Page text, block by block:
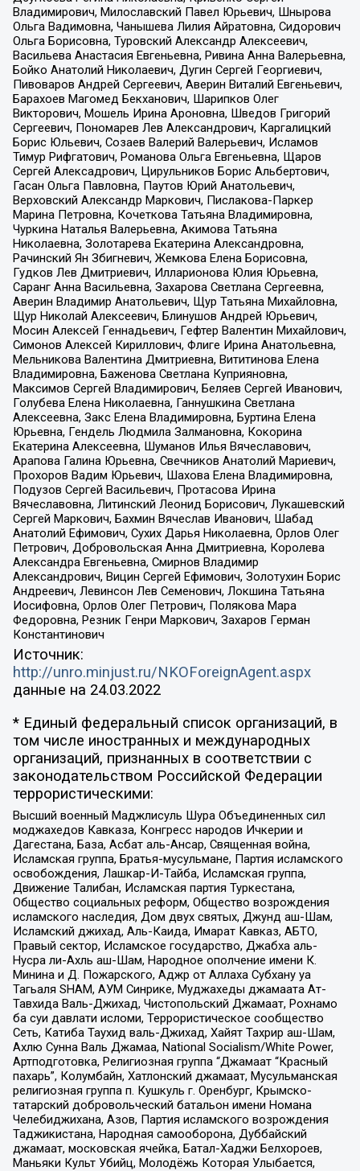
Владимирович, Милославский Павел Юрьевич, Шнырова
Ольга Вадимовна, Чанышева Лилия Айратовна, Сидорович
Ольга Борисовна, Туровский Александр Алексеевич,
Васильева Анастасия Евгеньевна, Ривина Анна Валерьевна,
Бойко Анатолий Николаевич, Дугин Сергей Георгиевич,
Пивоваров Андрей Сергеевич, Аверин Виталий Евгеньевич,
Барахоев Магомед Бекханович, Шарипков Олег
Викторович, Мошель Ирина Ароновна, Шведов Григорий
Сергеевич, Пономарев Лев Александрович, Каргалицкий
Борис Юльевич, Созаев Валерий Валерьевич, Исламов
Тимур Рифгатович, Романова Ольга Евгеньевна, Щаров
Сергей Алексадрович, Цирульников Борис Альбертович,
Гасан Ольга Павловна, Паутов Юрий Анатольевич,
Верховский Александр Маркович, Пислакова-Паркер
Марина Петровна, Кочеткова Татьяна Владимировна,
Чуркина Наталья Валерьевна, Акимова Татьяна
Николаевна, Золотарева Екатерина Александровна,
Рачинский Ян Збигневич, Жемкова Елена Борисовна,
Гудков Лев Дмитриевич, Илларионова Юлия Юрьевна,
Саранг Анна Васильевна, Захарова Светлана Сергеевна,
Аверин Владимир Анатольевич, Щур Татьяна Михайловна,
Щур Николай Алексеевич, Блинушов Андрей Юрьевич,
Мосин Алексей Геннадьевич, Гефтер Валентин Михайлович,
Симонов Алексей Кириллович, Флиге Ирина Анатольевна,
Мельникова Валентина Дмитриевна, Вититинова Елена
Владимировна, Баженова Светлана Куприяновна,
Максимов Сергей Владимирович, Беляев Сергей Иванович,
Голубева Елена Николаевна, Ганнушкина Светлана
Алексеевна, Закс Елена Владимировна, Буртина Елена
Юрьевна, Гендель Людмила Залмановна, Кокорина
Екатерина Алексеевна, Шуманов Илья Вячеславович,
Арапова Галина Юрьевна, Свечников Анатолий Мариевич,
Прохоров Вадим Юрьевич, Шахова Елена Владимировна,
Подузов Сергей Васильевич, Протасова Ирина
Вячеславовна, Литинский Леонид Борисович, Лукашевский
Сергей Маркович, Бахмин Вячеслав Иванович, Шабад
Анатолий Ефимович, Сухих Дарья Николаевна, Орлов Олег
Петрович, Добровольская Анна Дмитриевна, Королева
Александра Евгеньевна, Смирнов Владимир
Александрович, Вицин Сергей Ефимович, Золотухин Борис
Андреевич, Левинсон Лев Семенович, Локшина Татьяна
Иосифовна, Орлов Олег Петрович, Полякова Мара
Федоровна, Резник Генри Маркович, Захаров Герман
Константинович
Источник:
http://unro.minjust.ru/NKOForeignAgent.aspx
данные на 24.03.2022
* Единый федеральный список организаций, в
том числе иностранных и международных
организаций, признанных в соответствии с
законодательством Российской Федерации
террористическими:
Высший военный Маджлисуль Шура Объединенных сил
моджахедов Кавказа, Конгресс народов Ичкерии и
Дагестана, База, Асбат аль-Ансар, Священная война,
Исламская группа, Братья-мусульмане, Партия исламского
освобождения, Лашкар-И-Тайба, Исламская группа,
Движение Талибан, Исламская партия Туркестана,
Общество социальных реформ, Общество возрождения
исламского наследия, Дом двух святых, Джунд аш-Шам,
Исламский джихад, Аль-Каида, Имарат Кавказ, АБТО,
Правый сектор, Исламское государство, Джабха аль-
Нусра ли-Ахль аш-Шам, Народное ополчение имени К.
Минина и Д. Пожарского, Аджр от Аллаха Субхану уа
Тагьаля SHAM, АУМ Синрике, Муджахеды джамаата Ат-
Тавхида Валь-Джихад, Чистопольский Джамаат, Рохнамо
ба суи давлати исломи, Террористическое сообщество
Сеть, Катиба Таухид валь-Джихад, Хайят Тахрир аш-Шам,
Ахлю Сунна Валь Джамаа, National Socialism/White Power,
Артподготовка, Религиозная группа “Джамаат “Красный
пахарь”, Колумбайн, Хатлонский джамаат, Мусульманская
религиозная группа п. Кушкуль г. Оренбург, Крымско-
татарский добровольческий батальон имени Номана
Челебиджихана, Азов, Партия исламского возрождения
Таджикистана, Народная самооборона, Дуббайский
джамаат, московская ячейка, Батал-Хаджи Белхороев,
Маньяки Культ Убийц, Молодёжь Которая Улыбается,